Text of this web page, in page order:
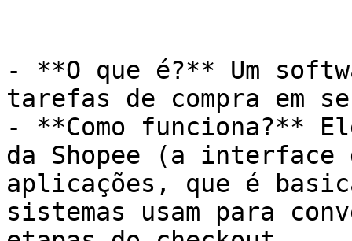
- **O que é?** Um
tarefas de compra em
- **Como funciona?**
da Shopee (a interface
aplicações, que é
sistemas usam para